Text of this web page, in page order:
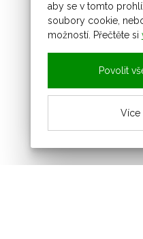
aby se v tomto
soubory cookie,
možností. Přečtěte si
Povolit
Více